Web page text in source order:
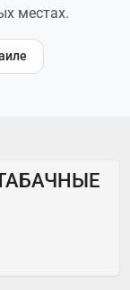
местах.